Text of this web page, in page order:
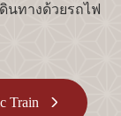
นทางด้วยรถไฟ
Train